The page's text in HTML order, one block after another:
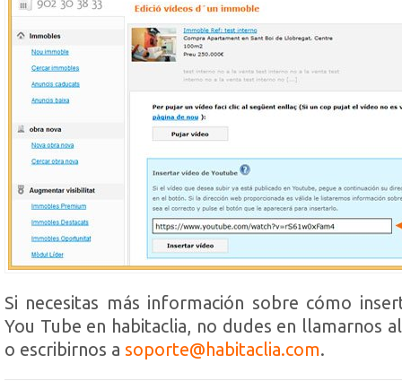
Si necesitas más información sobre cómo
You Tube en habitaclia, no dudes en llamarnos
o escribirnos a soporte@habitaclia.com.